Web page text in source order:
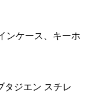
ンケース、キーホ
タジエン スチレ